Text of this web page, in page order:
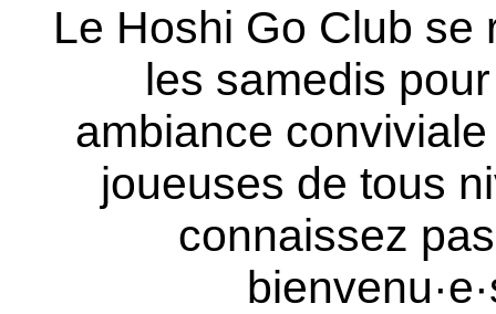
Le Hoshi Go Club se
les samedis
ambiance
joueuses de tous
connaissez